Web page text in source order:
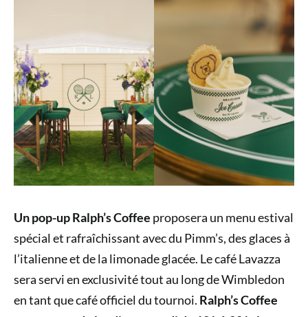
Un pop-up Ralph’s Coffee proposera un menu estival
spécial et rafraîchissant avec du Pimm’s, des glaces à
l’italienne et de la limonade glacée. Le café Lavazza
sera servi en exclusivité tout au long de Wimbledon
en tant que café officiel du tournoi. Ralph’s Coffee